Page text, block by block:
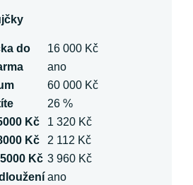
do
16 000 Kč
ano
60 000 Kč
26 %
Kč
1 320 Kč
Kč
2 112 Kč
Kč 3 960 Kč
ano